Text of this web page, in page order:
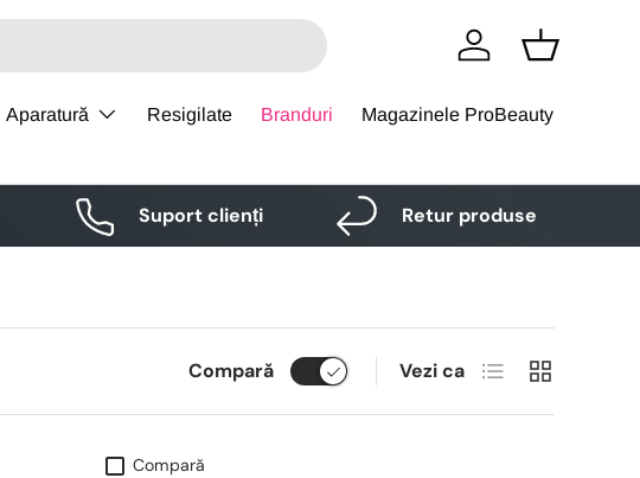
Logare Cos
Aparatură Resigilate Branduri Magazinele ProBeauty
Suport clienți Retur produse
Compară Vezi ca Lista Grid
Compară